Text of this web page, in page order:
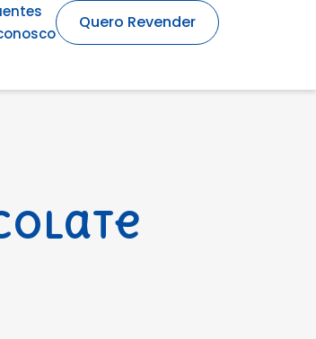
Quero Revender